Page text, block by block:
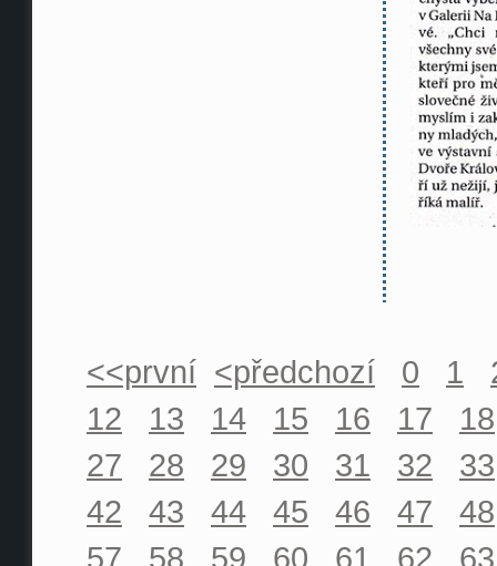
<<první <předchozí 0 1
12
13 14 15 16 17
18
27
28 29 30 31 32
33
42
43 44 45 46 47
48
57
58 59 60 61 62
63